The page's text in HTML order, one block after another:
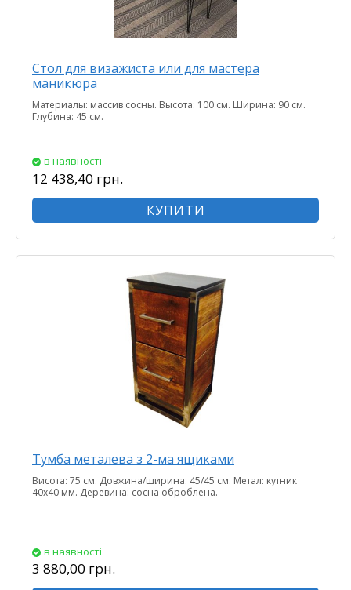
Стол для визажиста или для мастера
маникюра
Материалы: массив сосны. Высота: 100 см. Ширина: 90 см.
Глубина: 45 см.
в наявності
12 438,40 грн.
КУПИТИ
Тумба металева з 2-ма ящиками
Висота: 75 см. Довжина/ширина: 45/45 см. Метал: кутник
40х40 мм. Деревина: сосна оброблена.
в наявності
3 880,00 грн.